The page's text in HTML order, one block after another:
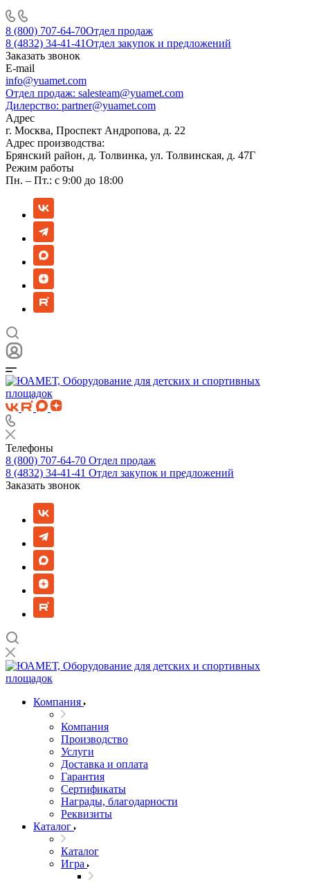
8 (800) 707-64-70Отдел продаж
8 (4832) 34-41-41Отдел закупок и предложений
Заказать звонок
E-mail
info@yuamet.com
Отдел продаж: salesteam@yuamet.com
Дилерство: partner@yuamet.com
Адрес
г. Москва, Проспект Андропова, д. 22
Адрес производства:
Брянский район, д. Толвинка, ул. Толвинская, д. 47Г
Режим работы
Пн. – Пт.: с 9:00 до 18:00
Телефоны
8 (800) 707-64-70 Отдел продаж
8 (4832) 34-41-41 Отдел закупок и предложений
Заказать звонок
Компания
Компания
Производство
Услуги
Доставка и оплата
Гарантия
Сертификаты
Награды, благодарности
Реквизиты
Каталог
Каталог
Игра